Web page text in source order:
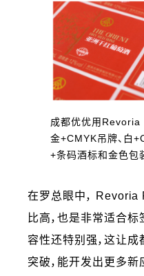
成都优优用
金+CMYK吊牌、白
+条码酒标和金色包
在罗总眼中， Revoria
比高，也是非常适合
容性还特别强，这让
突破，能开发出更多新